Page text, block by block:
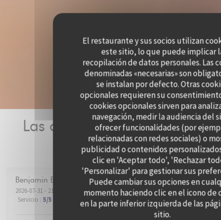
El restaurante y sus socios utilizan
este sitio, lo que puede implicar
recopilación de datos personales. Las
denominadas «necesarias» son
se instalan por defecto. Otras
opcionales requieren su
cookies opcionales sirven para
navegación, medir la audiencia del
ofrecer funcionalidades (por
relacionadas con redes sociales) o
publicidad o contenidos
clic en 'Aceptar todo', 'Rechazar
'Personalizar' para gestionar sus
Puede cambiar sus opciones en
momento haciendo clic en el icono de
en la parte inferior izquierda de las
sitio.
Las opiniones de nuestros
clientes
Benjamin B
2026-07-31- 21:00 - Invitados 2
Servicio : 5/5 /5 : /5 Calidad / Precio 5